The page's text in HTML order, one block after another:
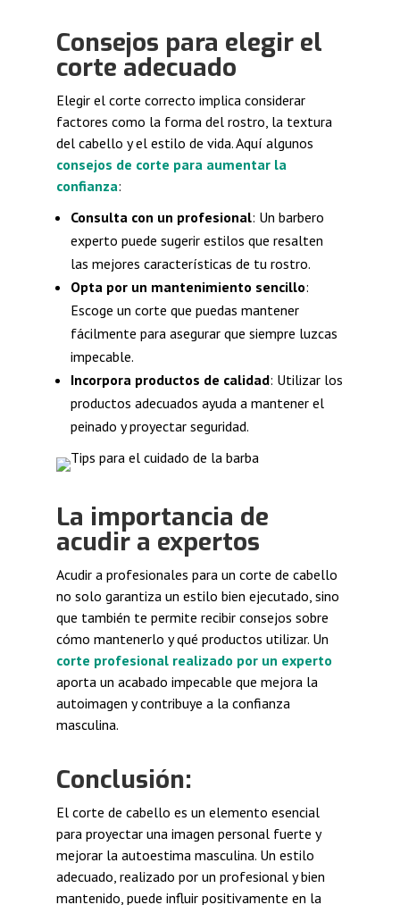
Consejos para elegir el
corte adecuado
Elegir el corte correcto implica considerar
factores como la forma del rostro, la textura
del cabello y el estilo de vida. Aquí algunos
consejos de corte para aumentar la
confianza:
Consulta con un profesional: Un barbero
experto puede sugerir estilos que resalten
las mejores características de tu rostro.
Opta por un mantenimiento sencillo:
Escoge un corte que puedas mantener
fácilmente para asegurar que siempre luzcas
impecable.
Incorpora productos de calidad: Utilizar los
productos adecuados ayuda a mantener el
peinado y proyectar seguridad.
La importancia de
acudir a expertos
Acudir a profesionales para un corte de cabello
no solo garantiza un estilo bien ejecutado, sino
que también te permite recibir consejos sobre
cómo mantenerlo y qué productos utilizar. Un
corte profesional realizado por un experto
aporta un acabado impecable que mejora la
autoimagen y contribuye a la confianza
masculina.
Conclusión:
El corte de cabello es un elemento esencial
para proyectar una imagen personal fuerte y
mejorar la autoestima masculina. Un estilo
adecuado, realizado por un profesional y bien
mantenido, puede influir positivamente en la